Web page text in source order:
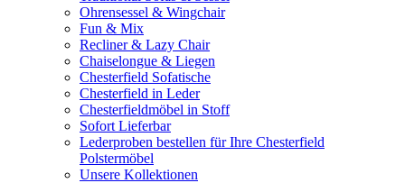
Ohrensessel & Wingchair
Fun & Mix
Recliner & Lazy Chair
Chaiselongue & Liegen
Chesterfield Sofatische
Chesterfield in Leder
Chesterfieldmöbel in Stoff
Sofort Lieferbar
Lederproben bestellen für Ihre Chesterfield
Polstermöbel
Unsere Kollektionen